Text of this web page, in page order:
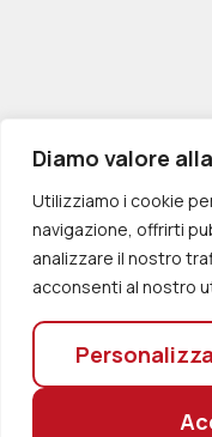
Diamo valore
Utilizziamo i cookie
navigazione, offrirti
analizzare il nostro
acconsenti al nostro
Personalizza
© 2023 Tutti i diritti